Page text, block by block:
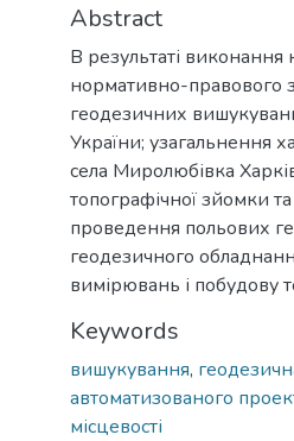
Abstract
В результаті виконання
нормативно-правового
геодезичних
України; узагальнення
села Миролюбівка
топографічної зйомки
проведення польових
геодезичного
вимірювань і побудову
Keywords
вишукування,
автоматизованого
місцевості